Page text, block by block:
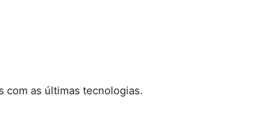
com as últimas tecnologias.